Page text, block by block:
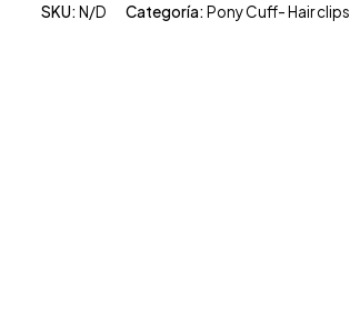
SKU: N/D Categoría: Pony Cuff- Hair clips